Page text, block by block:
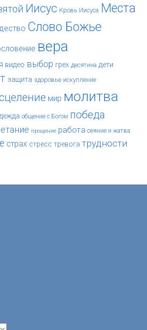
Иисус Кровь Иисуса Места
Слово Божье
вера
видео выбор грех десятина дети
защита здоровье искупление
мир молитва
общение с Богом победа
прощение работа сеяние и жатва
страх стресс тревога трудности